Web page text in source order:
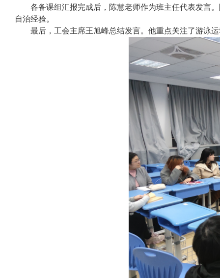
各备课组汇报完成后，陈慧老师作为班主任代表发言
自治经验。
最后，工会主席王旭峰总结发言。他重点关注了游泳